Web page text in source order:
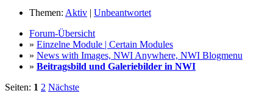
Themen: Aktiv | Unbeantwortet
Forum-Übersicht
» Einzelne Module | Certain Modules
» News with Images, NWI Anywhere, NWI Blogmenu
» Beitragsbild und Galeriebilder in NWI
Seiten: 1 2 Nächste